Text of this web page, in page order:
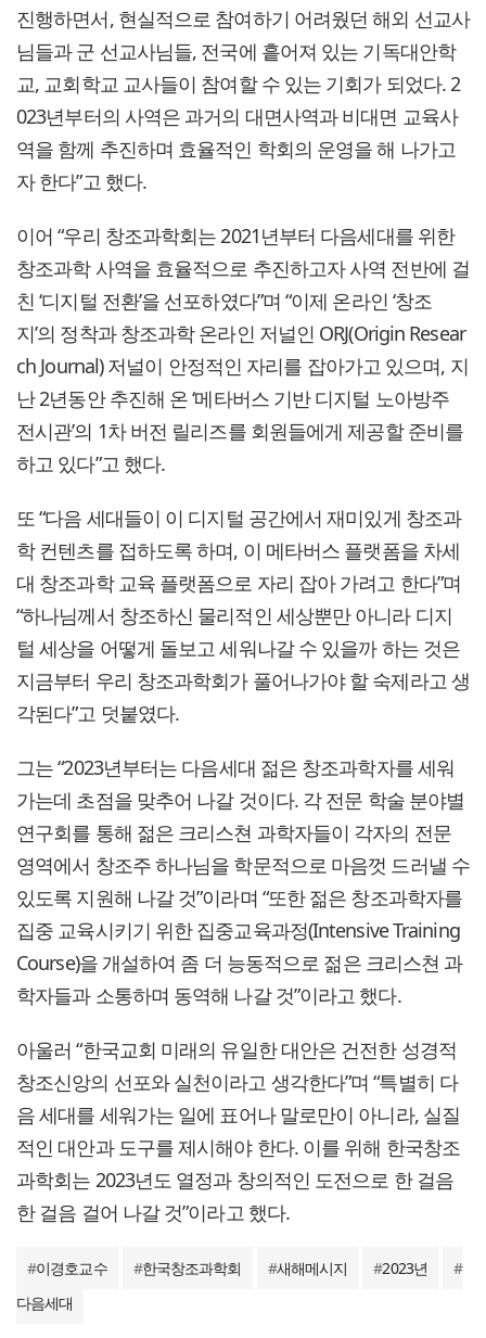
진행하면서, 현실적으로 참여하기 어려웠던 해외 선교사
님들과 군 선교사님들, 전국에 흩어져 있는 기독대안학
교, 교회학교 교사들이 참여할 수 있는 기회가 되었다. 2
023년부터의 사역은 과거의 대면사역과 비대면 교육사
역을 함께 추진하며 효율적인 학회의 운영을 해 나가고
자 한다”고 했다.
이어 “우리 창조과학회는 2021년부터 다음세대를 위한
창조과학 사역을 효율적으로 추진하고자 사역 전반에 걸
친 ‘디지털 전환’을 선포하였다”며 “이제 온라인 ‘창조
지’의 정착과 창조과학 온라인 저널인 ORJ(Origin Resear
ch Journal) 저널이 안정적인 자리를 잡아가고 있으며, 지
난 2년동안 추진해 온 ‘메타버스 기반 디지털 노아방주
전시관’의 1차 버전 릴리즈를 회원들에게 제공할 준비를
하고 있다”고 했다.
또 “다음 세대들이 이 디지털 공간에서 재미있게 창조과
학 컨텐츠를 접하도록 하며, 이 메타버스 플랫폼을 차세
대 창조과학 교육 플랫폼으로 자리 잡아 가려고 한다”며
“하나님께서 창조하신 물리적인 세상뿐만 아니라 디지
털 세상을 어떻게 돌보고 세워나갈 수 있을까 하는 것은
지금부터 우리 창조과학회가 풀어나가야 할 숙제라고 생
각된다”고 덧붙였다.
그는 “2023년부터는 다음세대 젊은 창조과학자를 세워
가는데 초점을 맞추어 나갈 것이다. 각 전문 학술 분야별
연구회를 통해 젊은 크리스쳔 과학자들이 각자의 전문
영역에서 창조주 하나님을 학문적으로 마음껏 드러낼 수
있도록 지원해 나갈 것”이라며 “또한 젊은 창조과학자를
집중 교육시키기 위한 집중교육과정(Intensive Training
Course)을 개설하여 좀 더 능동적으로 젊은 크리스쳔 과
학자들과 소통하며 동역해 나갈 것”이라고 했다.
아울러 “한국교회 미래의 유일한 대안은 건전한 성경적
창조신앙의 선포와 실천이라고 생각한다”며 “특별히 다
음 세대를 세워가는 일에 표어나 말로만이 아니라, 실질
적인 대안과 도구를 제시해야 한다. 이를 위해 한국창조
과학회는 2023년도 열정과 창의적인 도전으로 한 걸음
한 걸음 걸어 나갈 것”이라고 했다.
#이경호교수 #한국창조과학회 #새해메시지 #2023년
#
다음세대